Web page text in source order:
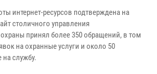
интернет-ресурсов подтверждена на
столичного управления
принял более 350 обращений, в том
на охранные услуги и около 50
службу.